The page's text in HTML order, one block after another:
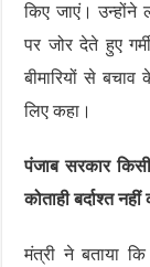
किए जाएं। उन्होंने
पर जोर देते हुए
बीमारियों से
लिए कहा।
पंजाब सरकार
कोताही बर्दाश्त नहीं
मंत्री ने बताया